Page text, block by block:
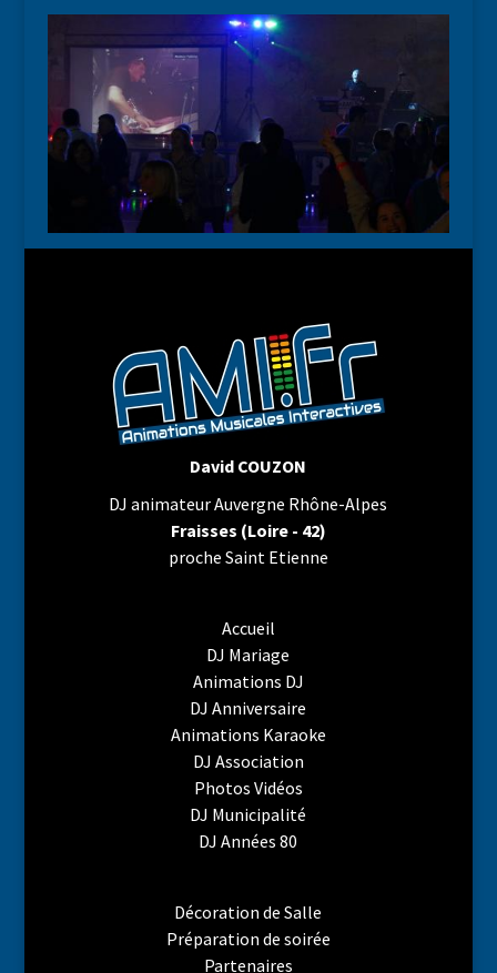
David COUZON
DJ animateur Auvergne Rhône-Alpes
Fraisses (Loire - 42)
proche Saint Etienne
Accueil
DJ Mariage
Animations DJ
DJ Anniversaire
Animations Karaoke
DJ Association
Photos Vidéos
DJ Municipalité
DJ Années 80
Décoration de Salle
Préparation de soirée
Partenaires